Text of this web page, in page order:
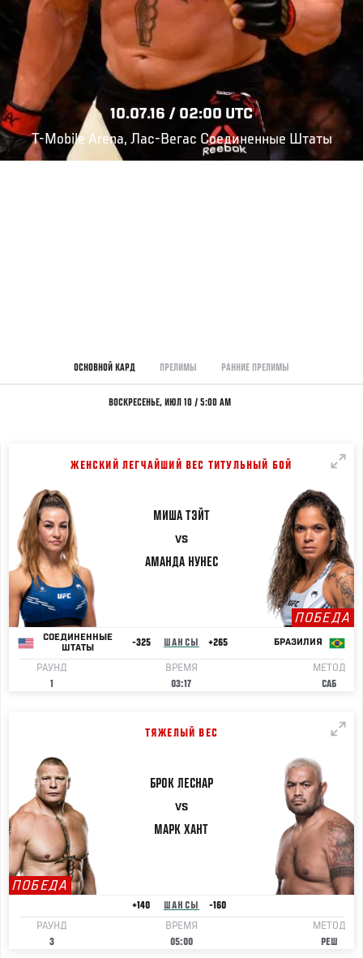
10.07.16 / 02:00 UTC
T-Mobile Arena, Лас-Вегас Соединенные Штаты
ОСНОВНОЙ КАРД ПРЕЛИМЫ РАННИЕ ПРЕЛИМЫ
ВОСКРЕСЕНЬЕ, ИЮЛ 10 / 5:00 AM
ЖЕНСКИЙ ЛЕГЧАЙШИЙ ВЕС ТИТУЛЬНЫЙ БОЙ
МИША ТЭЙТ
VS
АМАНДА НУНЕС
ПОБЕДА
СОЕДИНЕННЫЕ
ШТАТЫ
-325 ШАНСЫ +265 БРАЗИЛИЯ
РАУНД
1
ВРЕМЯ
03:17
МЕТОД
САБ
ТЯЖЕЛЫЙ ВЕС
ПОБЕДА
БРОК ЛЕСНАР
VS
МАРК ХАНТ
+140 ШАНСЫ
-160
РАУНД
3
ВРЕМЯ
05:00
МЕТОД
РЕШ